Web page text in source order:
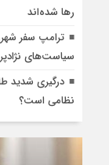
رها شده‌اند
سیاست‌های
درگیری شدید
نظامی است؟